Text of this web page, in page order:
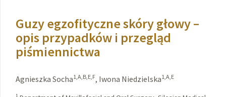
Guzy egzofityczne skóry głowy –
opis przypadków i przegląd
piśmiennictwa
Agnieszka Socha1,A,B,E,F, Iwona Niedzielska1,A,E
1